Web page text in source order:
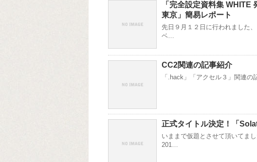
「完全設定資料集 WHITE
東京」簡易レポート
先日９月１２日に行われました
ベ…
CC2関連の記事紹介
「.hack」「アクセル３」関連
正式タイトル決定！「
いままで仮題とさせて頂いてま
201…